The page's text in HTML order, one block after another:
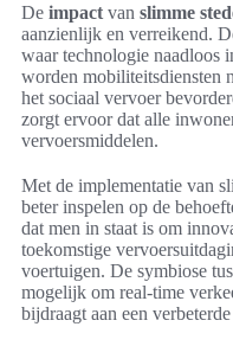
De impact van slimme
aanzienlijk en verreikend.
waar technologie naadloos
worden mobiliteitsdiensten
het sociaal vervoer
zorgt ervoor dat alle
vervoersmiddelen.
Met de implementatie van
beter inspelen op de
dat men in staat is om
toekomstige
voertuigen. De symbiose
mogelijk om real-time
bijdraagt aan een